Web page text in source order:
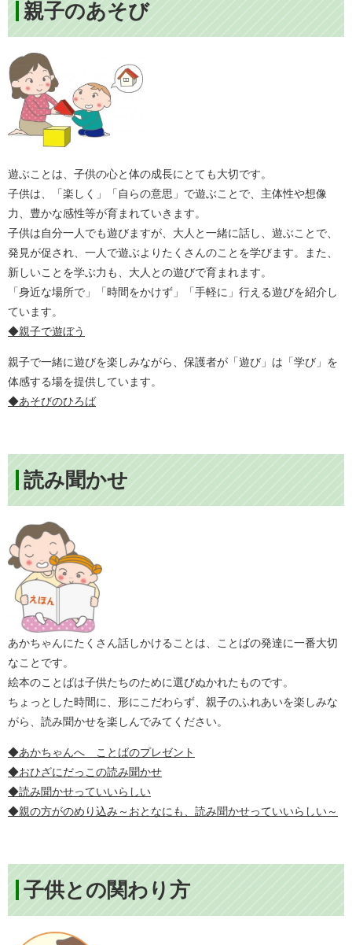
親子のあそび
遊ぶことは、子供の心と体の成長にとても大切です。
子供は、「楽しく」「自らの意思」で遊ぶことで、主体性や想像
力、豊かな感性等が育まれていきます。
子供は自分一人でも遊びますが、大人と一緒に話し、遊ぶことで、
発見が促され、一人で遊ぶよりたくさんのことを学びます。また、
新しいことを学ぶ力も、大人との遊びで育まれます。
「身近な場所で」「時間をかけず」「手軽に」行える遊びを紹介し
ています。
◆親子で遊ぼう
親子で一緒に遊びを楽しみながら、保護者が「遊び」は「学び」を
体感する場を提供しています。
◆あそびのひろば
読み聞かせ
あかちゃんにたくさん話しかけることは、ことばの発達に一番大切
なことです。
絵本のことばは子供たちのために選びぬかれたものです。
ちょっとした時間に、形にこだわらず、親子のふれあいを楽しみな
がら、読み聞かせを楽しんでみてください。
◆あかちゃんへ ことばのプレゼント
◆おひざにだっこの読み聞かせ
◆読み聞かせっていいらしい
◆親の方がのめり込み～おとなにも、読み聞かせっていいらしい～
子供との関わり方